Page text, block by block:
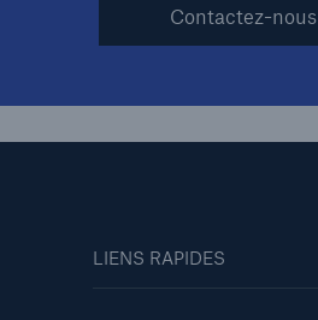
Contactez-nous
LIENS RAPIDES